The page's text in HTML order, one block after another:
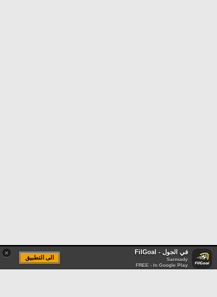
× في الجول - FilGoal
Sarmady
FREE - In Google Play
الى التطبيق